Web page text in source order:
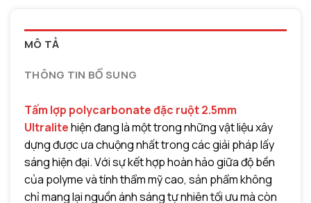
MÔ TẢ
THÔNG TIN BỔ SUNG
Tấm lợp polycarbonate đặc ruột 2.5mm
Ultralitehiện đang là một trong những vật liệu xây
dựng được ưa chuộng nhất trong các giải pháp lấy
sáng hiện đại. Với sự kết hợp hoàn hảo giữa độ bền
của polyme và tính thẩm mỹ cao, sản phẩm không
chỉ mang lại nguồn ánh sáng tự nhiên tối ưu mà còn